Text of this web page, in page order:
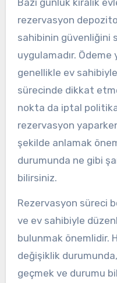
rezervasyon
sahibinin güvenliğini
uygulamadır.
genellikle ev
sürecinde dikkat
nokta da iptal
rezervasyon
şekilde anlamak
durumunda ne gibi
bilirsiniz.
Rezervasyon süreci
ve ev sahibiyle
bulunmak önemlidir.
değişiklik
geçmek ve durumu